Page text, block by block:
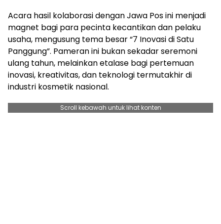
Acara hasil kolaborasi dengan Jawa Pos ini menjadi
magnet bagi para pecinta kecantikan dan pelaku
usaha, mengusung tema besar “7 Inovasi di Satu
Panggung”. Pameran ini bukan sekadar seremoni
ulang tahun, melainkan etalase bagi pertemuan
inovasi, kreativitas, dan teknologi termutakhir di
industri kosmetik nasional.
Scroll kebawah untuk lihat konten